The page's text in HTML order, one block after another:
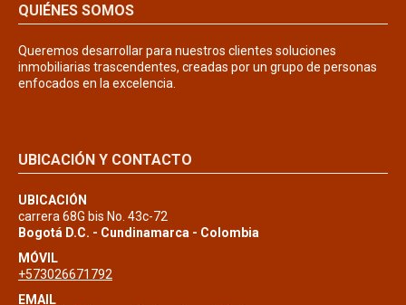
QUIÉNES SOMOS
Queremos desarrollar para nuestros clientes soluciones
inmobiliarias trascendentes, creadas por un grupo de personas
enfocados en la excelencia.
UBICACIÓN Y CONTACTO
UBICACIÓN
carrera 68G bis No. 43c-72
Bogotá D.C. - Cundinamarca - Colombia
MÓVIL
+573026671792
EMAIL